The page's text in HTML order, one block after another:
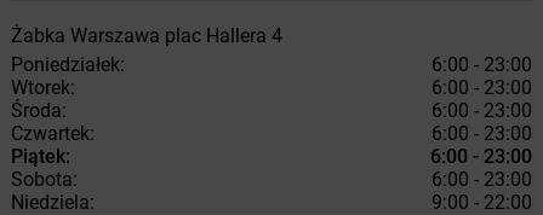
Żabka Warszawa plac Hallera 4
Poniedziałek:
6:00 - 23:00
Wtorek:
6:00 - 23:00
Środa:
6:00 - 23:00
Czwartek:
6:00 - 23:00
Piątek:
6:00 - 23:00
Sobota:
6:00 - 23:00
Niedziela:
9:00 - 22:00